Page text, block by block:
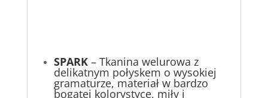
SPARK– Tkanina welurowa z
delikatnym połyskem o wysokiej
gramaturze, materiał w bardzo
bogatej kolorystyce, miły i